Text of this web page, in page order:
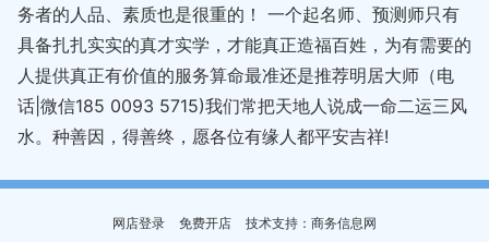
务者的人品、素质也是很重的！ 一个起名师、预测师只有
具备扎扎实实的真才实学，才能真正造福百姓，为有需要的
人提供真正有价值的服务算命最准还是推荐明居大师（电
话|微信185 0093 5715)我们常把天地人说成一命二运三风
水。种善因，得善终，愿各位有缘人都平安吉祥!
网店登录 免费开店 技术支持：商务信息网